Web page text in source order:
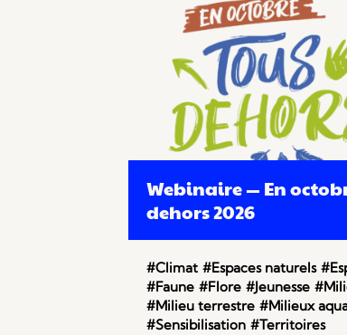
Webinaire — En
dehors 2026
#Climat #Espaces naturels
#Faune #Flore #Jeunesse
#Milieu terrestre #Milieux
#Sensibilisation #Territoires